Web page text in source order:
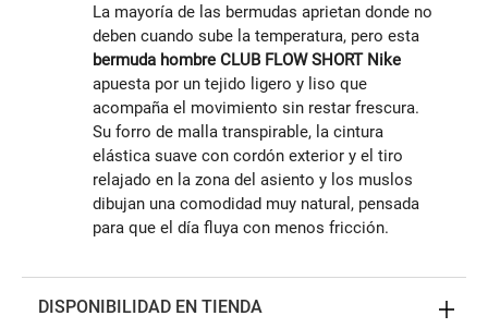
La mayoría de las bermudas aprietan donde no
deben cuando sube la temperatura, pero esta
bermuda hombre CLUB FLOW SHORT Nike
apuesta por un tejido ligero y liso que
acompaña el movimiento sin restar frescura.
Su forro de malla transpirable, la cintura
elástica suave con cordón exterior y el tiro
relajado en la zona del asiento y los muslos
dibujan una comodidad muy natural, pensada
para que el día fluya con menos fricción.
DISPONIBILIDAD EN TIENDA